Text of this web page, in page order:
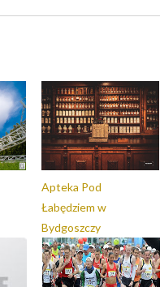
Apteka Pod
Łabędziem w
Bydgoszczy